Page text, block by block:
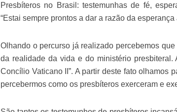
Presbíteros no Brasil: testemunhas de fé,
“Estai sempre prontos a dar a razão da
Olhando o percurso já realizado percebemos
da realidade da vida e do ministério presbiteral.
Concílio Vaticano II”. A partir deste fato olhamos
percebermos como os presbíteros exerceram e